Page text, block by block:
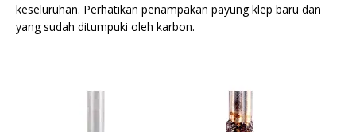
keseluruhan. Perhatikan penampakan payung klep baru dan
yang sudah ditumpuki oleh karbon.